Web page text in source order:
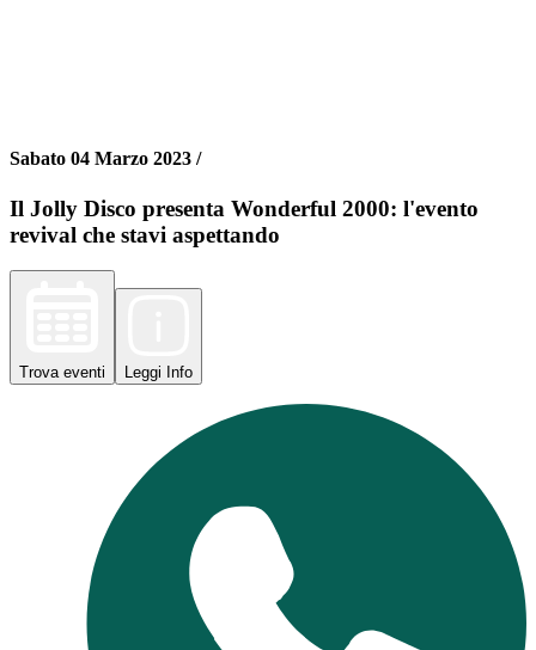
Sabato 04 Marzo 2023 /
Il Jolly Disco presenta Wonderful 2000: l'evento
revival che stavi aspettando
Trova eventi Leggi Info